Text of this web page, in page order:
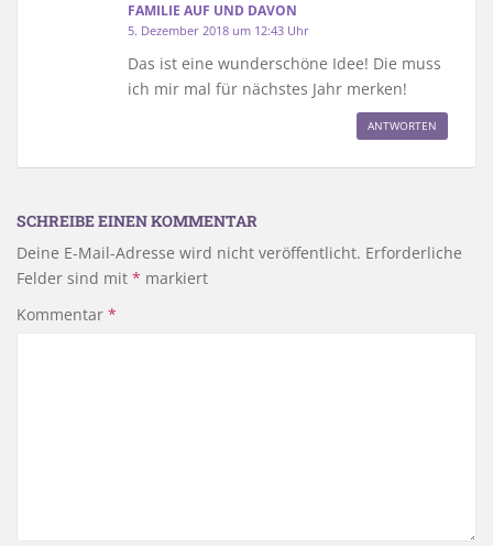
FAMILIE AUF UND DAVON
5. Dezember 2018 um 12:43 Uhr
Das ist eine wunderschöne Idee! Die muss
ich mir mal für nächstes Jahr merken!
ANTWORTEN
SCHREIBE EINEN KOMMENTAR
Deine E-Mail-Adresse wird nicht veröffentlicht. Erforderliche
Felder sind mit * markiert
Kommentar *